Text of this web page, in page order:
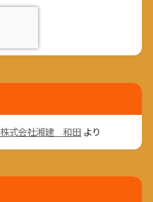
株式会社湘建 和田 より